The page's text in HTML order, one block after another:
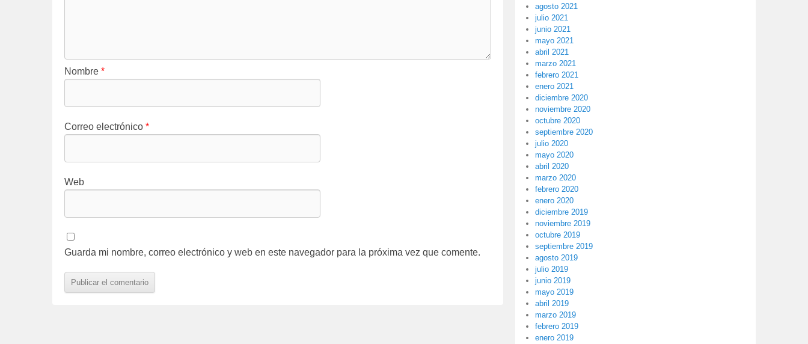
Nombre *
Correo electrónico *
Web
Guarda mi nombre, correo electrónico y web en este navegador para la próxima vez que comente.
agosto 2021
julio 2021
junio 2021
mayo 2021
abril 2021
marzo 2021
febrero 2021
enero 2021
diciembre 2020
noviembre 2020
octubre 2020
septiembre 2020
julio 2020
mayo 2020
abril 2020
marzo 2020
febrero 2020
enero 2020
diciembre 2019
noviembre 2019
octubre 2019
septiembre 2019
agosto 2019
julio 2019
junio 2019
mayo 2019
abril 2019
marzo 2019
febrero 2019
enero 2019